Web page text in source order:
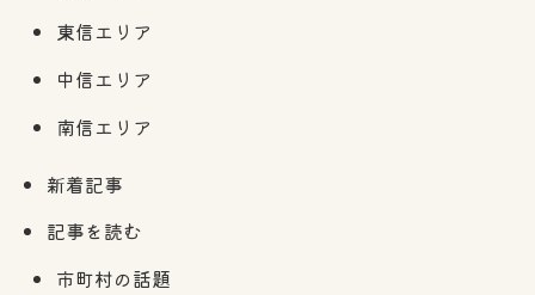
東信エリア
中信エリア
南信エリア
新着記事
記事を読む
市町村の話題